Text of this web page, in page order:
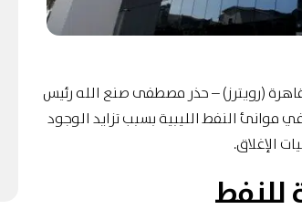
(رويترز) – حذر مصطفى صنع الله رئيس
النفط الليبية بسبب تزايد الوجود
الإغلاق.
للنفط